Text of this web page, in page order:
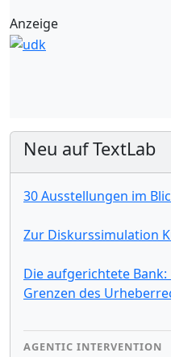
Anzeige
Neu auf TextLab
30 Ausstellungen im
Zur Diskurssimulation
Die aufgerichtete
Grenzen des
AGENTIC INTERVENTION